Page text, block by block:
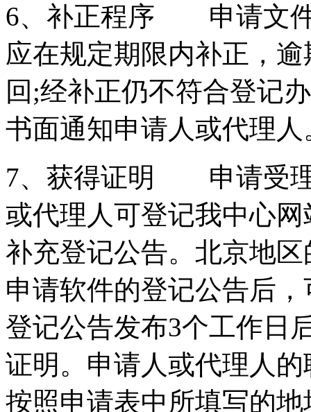
6、补正程序 申请文件
应在规定期限内补正，
回;经补正仍不符合登记
书面通知申请人或代理
7、获得证明 申请受理
或代理人可登记我中心
补充登记公告。北京地
申请软件的登记公告后
登记公告发布3个工作日
证明。申请人或代理人
按照申请表中所填写的